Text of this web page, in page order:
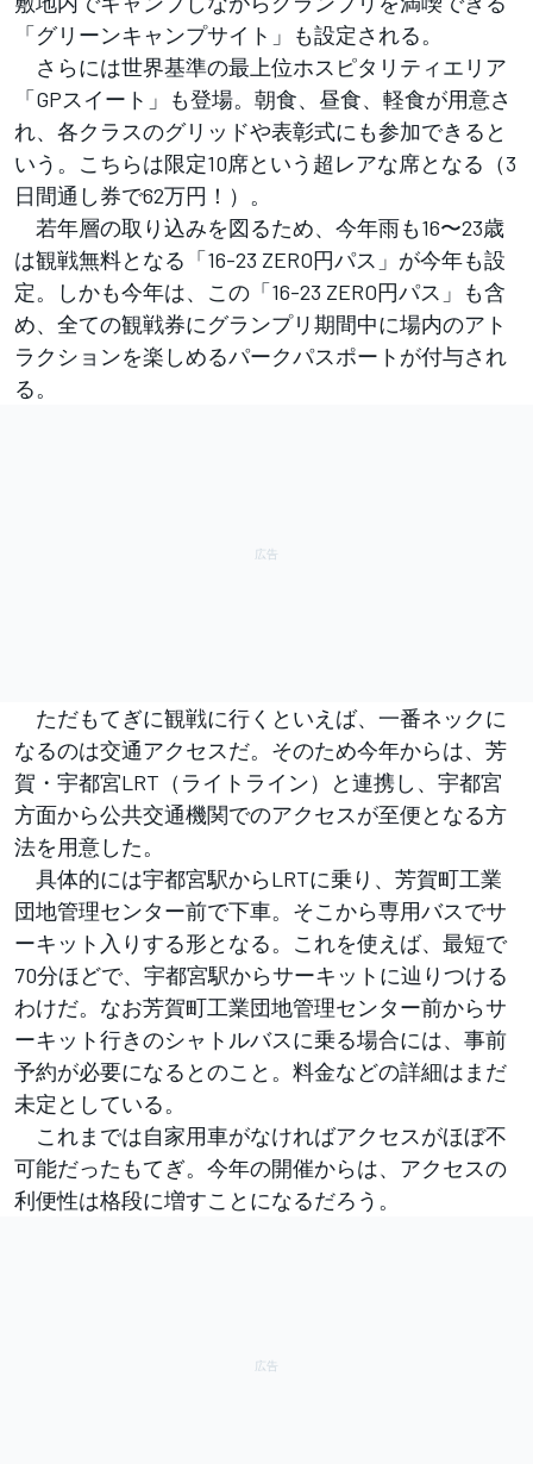
「グリーンキャンプサイト」も設定される。
さらには世界基準の最上位ホスピタリティエリア
「GPスイート」も登場。朝食、昼食、軽食が用意さ
れ、各クラスのグリッドや表彰式にも参加できると
いう。こちらは限定10席という超レアな席となる（3
日間通し券で62万円！）。
若年層の取り込みを図るため、今年雨も16〜23歳
は観戦無料となる「16-23 ZERO円パス」が今年も設
定。しかも今年は、この「16-23 ZERO円パス」も含
め、全ての観戦券にグランプリ期間中に場内のアト
ラクションを楽しめるパークパスポートが付与され
る。
ただもてぎに観戦に行くといえば、一番ネックに
なるのは交通アクセスだ。そのため今年からは、芳
賀・宇都宮LRT（ライトライン）と連携し、宇都宮
方面から公共交通機関でのアクセスが至便となる方
法を用意した。
具体的には宇都宮駅からLRTに乗り、芳賀町⼯業
団地管理センター前で下車。そこから専用バスでサ
ーキット入りする形となる。これを使えば、最短で
70分ほどで、宇都宮駅からサーキットに辿りつける
わけだ。なお芳賀町⼯業団地管理センター前からサ
ーキット行きのシャトルバスに乗る場合には、事前
予約が必要になるとのこと。料金などの詳細はまだ
未定としている。
これまでは自家用車がなければアクセスがほぼ不
可能だったもてぎ。今年の開催からは、アクセスの
利便性は格段に増すことになるだろう。